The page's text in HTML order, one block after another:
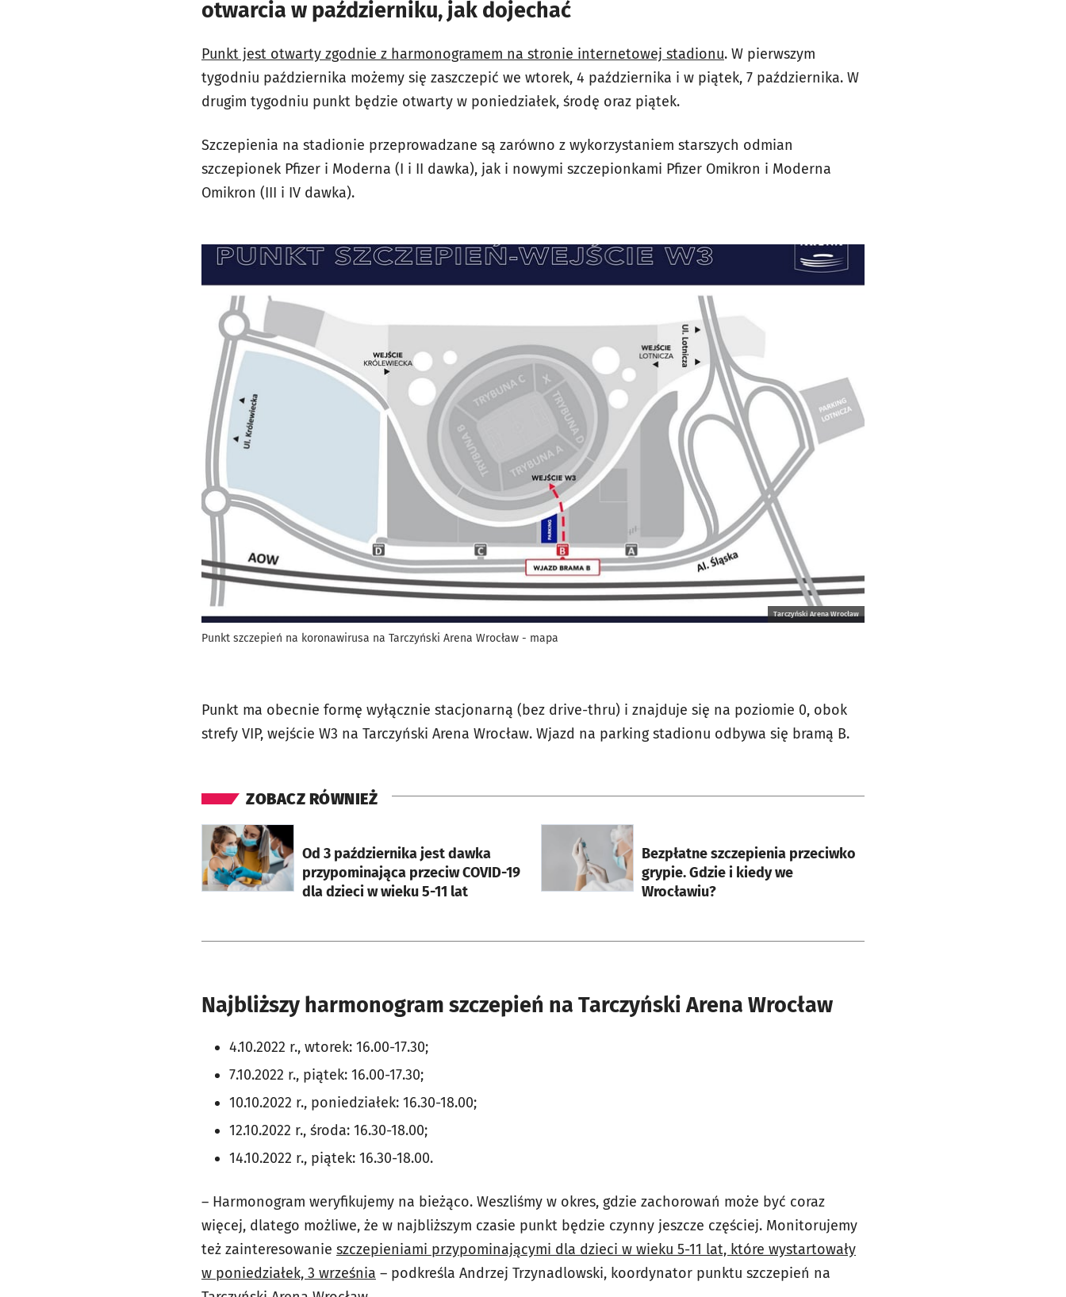
otwarcia w październiku, jak dojechać
Punkt jest otwarty zgodnie z harmonogramem na stronie internetowej stadionu. W pierwszym
tygodniu października możemy się zaszczepić we wtorek, 4 października i w piątek, 7 października. W
drugim tygodniu punkt będzie otwarty w poniedziałek, środę oraz piątek.
Szczepienia na stadionie przeprowadzane są zarówno z wykorzystaniem starszych odmian
szczepionek Pfizer i Moderna (I i II dawka), jak i nowymi szczepionkami Pfizer Omikron i Moderna
Omikron (III i IV dawka).
Tarczyński Arena Wrocław
Punkt szczepień na koronawirusa na Tarczyński Arena Wrocław - mapa
Punkt ma obecnie formę wyłącznie stacjonarną (bez drive-thru) i znajduje się na poziomie 0, obok
strefy VIP, wejście W3 na Tarczyński Arena Wrocław. Wjazd na parking stadionu odbywa się bramą B.
ZOBACZ RÓWNIEŻ
Od 3 października jest dawka
przypominająca przeciw COVID-19
dla dzieci w wieku 5-11 lat
otworzy się w nowej karcie
Bezpłatne szczepienia przeciwko
grypie. Gdzie i kiedy we
Wrocławiu?
otworzy się w nowej karcie
Najbliższy harmonogram szczepień na Tarczyński Arena Wrocław
4.10.2022 r., wtorek: 16.00-17.30;
7.10.2022 r., piątek: 16.00-17.30;
10.10.2022 r., poniedziałek: 16.30-18.00;
12.10.2022 r., środa: 16.30-18.00;
14.10.2022 r., piątek: 16.30-18.00.
– Harmonogram weryfikujemy na bieżąco. Weszliśmy w okres, gdzie zachorowań może być coraz
więcej, dlatego możliwe, że w najbliższym czasie punkt będzie czynny jeszcze częściej. Monitorujemy
też zainteresowanie szczepieniami przypominającymi dla dzieci w wieku 5-11 lat, które wystartowały
w poniedziałek, 3 września – podkreśla Andrzej Trzynadlowski, koordynator punktu szczepień na